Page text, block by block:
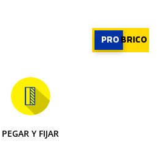
PRO BRICO
PEGAR Y FIJAR